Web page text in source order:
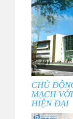
CHỦ
MẠCH
HIỆN ĐẠI